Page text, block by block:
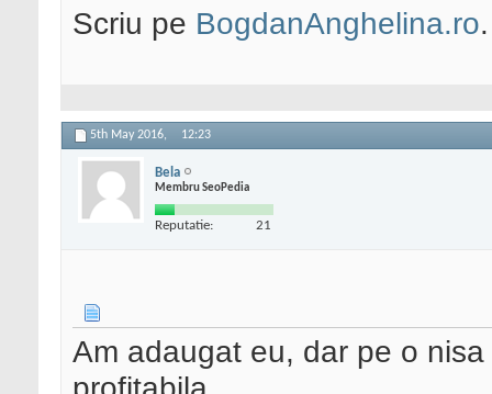
Scriu pe BogdanAnghelina.ro.
5th May 2016, 12:23
Bela
Membru SeoPedia
Reputatie: 21
Am adaugat eu, dar pe o